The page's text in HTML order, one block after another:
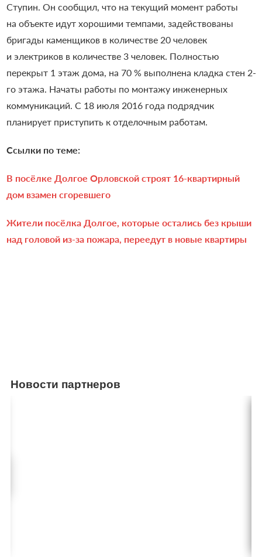
Ступин. Он сообщил, что на текущий момент работы
на объекте идут хорошими темпами, задействованы
бригады каменщиков в количестве 20 человек
и электриков в количестве 3 человек. Полностью
перекрыт 1 этаж дома, на 70 % выполнена кладка стен 2-
го этажа. Начаты работы по монтажу инженерных
коммуникаций. С 18 июля 2016 года подрядчик
планирует приступить к отделочным работам.
Ссылки по теме:
В посёлке Долгое Орловской строят 16-квартирный
дом взамен сгоревшего
Жители посёлка Долгое, которые остались без крыши
над головой из-за пожара, переедут в новые квартиры
Новости партнеров